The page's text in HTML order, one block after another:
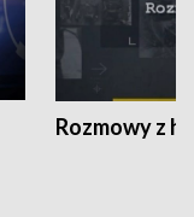
Rozmowy z